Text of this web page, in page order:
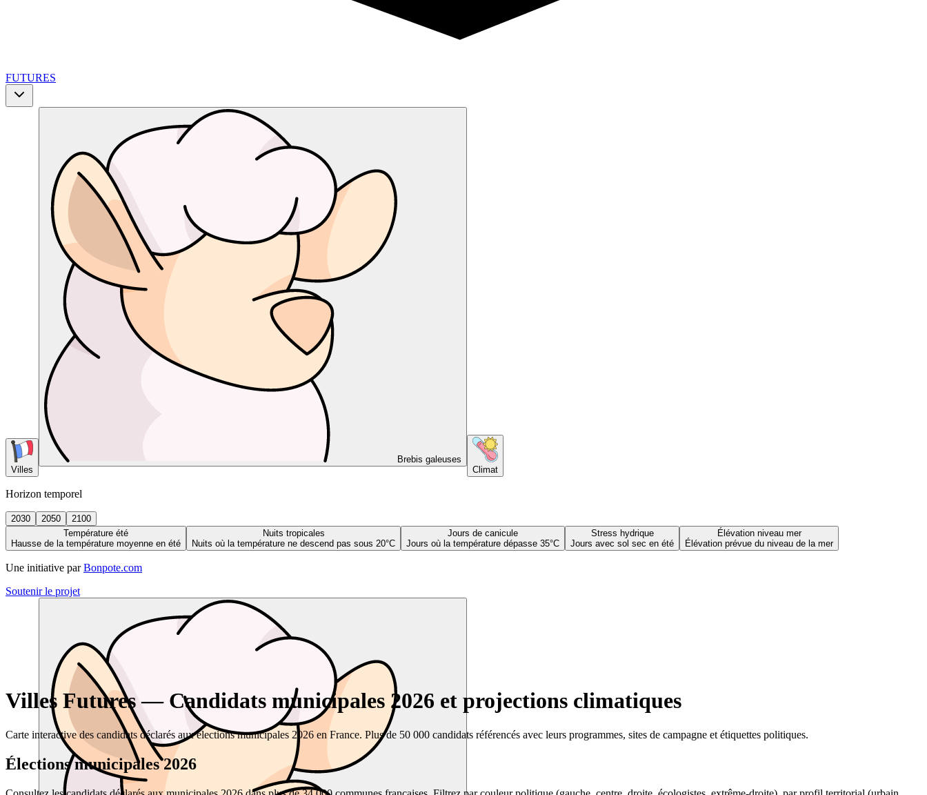
FUTURES
Villes
Brebis galeuses
Climat
Horizon temporel
2030 2050
2100
Température été
Hausse de la température moyenne en été
Nuits tropicales
Nuits où la température ne descend pas sous 20°C
Jours de canicule
Jours où la température dépasse 35°C
Stress hydrique
Jours avec sol sec en été
Élévation niveau mer
Élévation prévue du niveau de la mer
Une initiative par Bonpote.com
Soutenir le projet
Villes Futures — Candidats municipales 2026 et projections climatiques
Carte interactive des candidats déclarés aux élections municipales 2026 en France. Plus de 50 000 candidats référencés avec leurs programmes, sites de campagne et étiquettes politiques.
Élections municipales 2026